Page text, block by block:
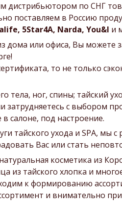
дистрибьютором по СНГ
поставляем в Россию
5Star4A, Narda, You&I и
дома или офиса, Вы можете
то не только
тела, ног, спины; тайский
затрудняетесь с выбором
салоне, под настроение.
тайского ухода и SPA,
Вас или стать
косметика из
из тайского хлопка и
к формированию
и внимательно